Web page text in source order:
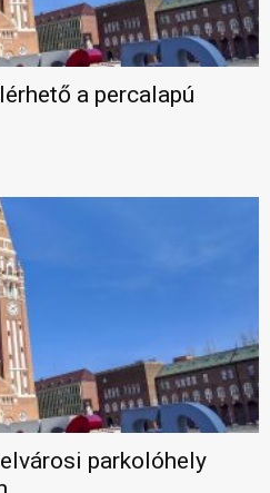
a percalapú
parkolóhely